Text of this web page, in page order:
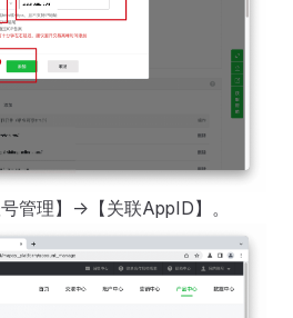
管理】->【关联AppID】。